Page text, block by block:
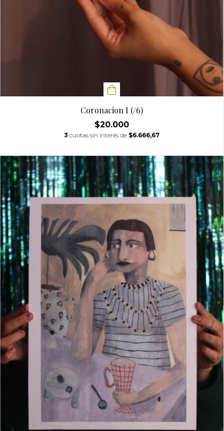
Coronacion I (/6)
$20.000
3 cuotas sin interés de $6.666,67